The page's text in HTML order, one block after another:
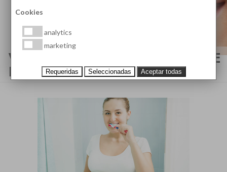
VISITAS AL DENTISTA DURANTE
EL EMBARAZO
Cookies
analytics
marketing
Requeridas Seleccionadas Aceptar todas